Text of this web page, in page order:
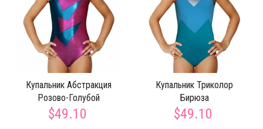
Купальник Абстракция
Розово-Голубой
$49.10
Купальник Триколор
Бирюза
$49.10